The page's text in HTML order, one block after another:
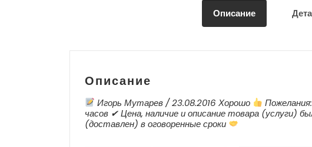
Описание
Описание
Игорь Мутарев / 23.08.2016 Хорошо
часов ✔ Цена, наличие и описание товара (услуги)
(доставлен) в оговоренные сроки